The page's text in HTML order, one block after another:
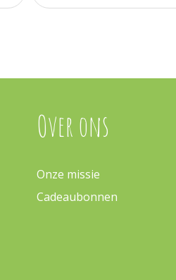
Over ons
Onze missie
Cadeaubonnen